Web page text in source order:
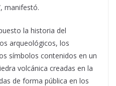
manifestó.
la historia del
arqueológicos, los
símbolos contenidos en un
volcánica creadas en la
de forma pública en los